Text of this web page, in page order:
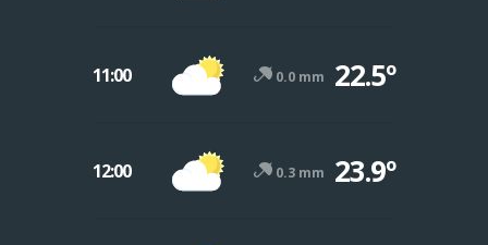
11:00 0.0 mm 22.5º
12:00 0.3 mm 23.9º